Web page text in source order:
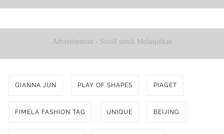
Masyarakat
Advertisement - Scroll untuk Melanjutkan
GIANNA JUN PLAY OF SHAPES PIAGET
FIMELA FASHION TAG UNIQUE BEIJING